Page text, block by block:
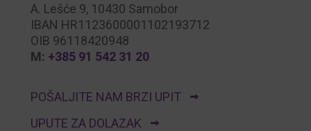
A. Lešće 9, 10430 Samobor
IBAN HR1123600001102193712
OIB 96118420948
M: +385 91 542 31 20
POŠALJITE NAM BRZI UPIT
UPUTE ZA DOLAZAK